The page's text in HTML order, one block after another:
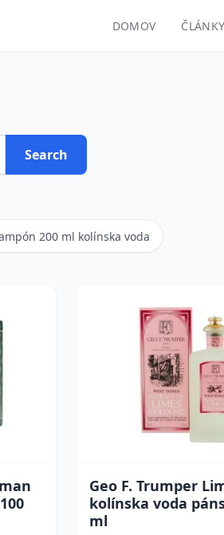
DOMOV ČLÁNKY
Search
200 ml kolínska voda
Geo F. Trumper
kolínska voda
ml